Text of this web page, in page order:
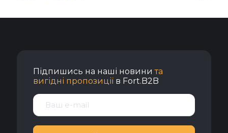
Підпишись на наші новинита
вигідні пропозиції в Fort.B2B